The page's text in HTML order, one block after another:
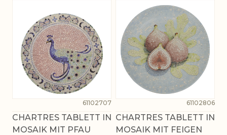
61102707
CHARTRES TABLETT IN
MOSAIK MIT PFAU
61102806
CHARTRES TABLETT IN
MOSAIK MIT FEIGEN